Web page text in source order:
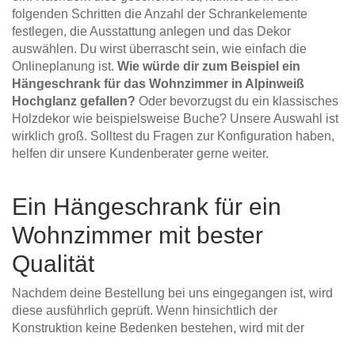
folgenden Schritten die Anzahl der Schrankelemente
festlegen, die Ausstattung anlegen und das Dekor
auswählen. Du wirst überrascht sein, wie einfach die
Onlineplanung ist. Wie würde dir zum Beispiel ein
Hängeschrank für das Wohnzimmer in Alpinweiß
Hochglanz gefallen? Oder bevorzugst du ein klassisches
Holzdekor wie beispielsweise Buche? Unsere Auswahl ist
wirklich groß. Solltest du Fragen zur Konfiguration haben,
helfen dir unsere Kundenberater gerne weiter.
Ein Hängeschrank für ein
Wohnzimmer mit bester
Qualität
Nachdem deine Bestellung bei uns eingegangen ist, wird
diese ausführlich geprüft. Wenn hinsichtlich der
Konstruktion keine Bedenken bestehen, wird mit der